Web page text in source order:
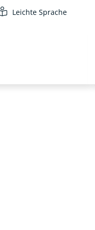
Leichte Sprache